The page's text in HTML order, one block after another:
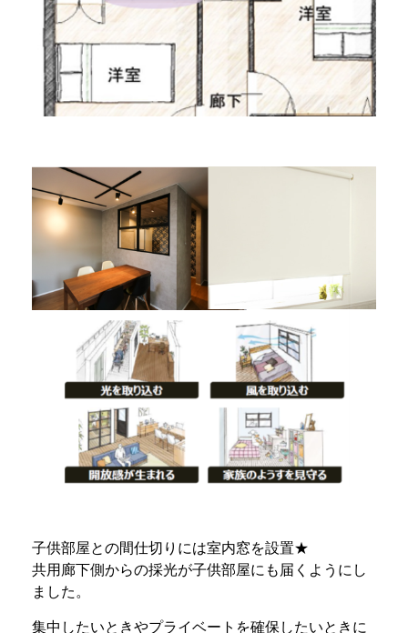
子供部屋との間仕切りには室内窓を設置★
共用廊下側からの採光が子供部屋にも届くようにし
ました。
集中したいときやプライベートを確保したいときに